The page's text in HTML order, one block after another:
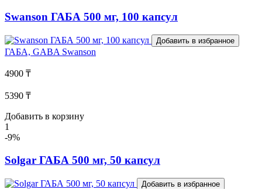
Swanson ГАБА 500 мг, 100 капсул
Добавить в избранное
ГАБА, GABA Swanson
4900 ₸
5390 ₸
Добавить в корзину
1
-9%
Solgar ГАБА 500 мг, 50 капсул
Добавить в избранное